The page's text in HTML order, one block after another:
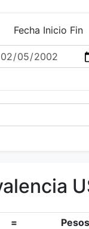
Fecha Inicio Fin
=